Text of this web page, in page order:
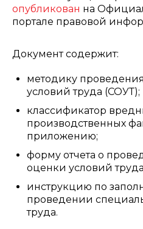
опубликован на
портале правовой
Документ содержит:
методику
условий труда (СОУТ);
классификатор
производственных
приложению;
форму отчета о
оценки условий
инструкцию по
проведении
труда.